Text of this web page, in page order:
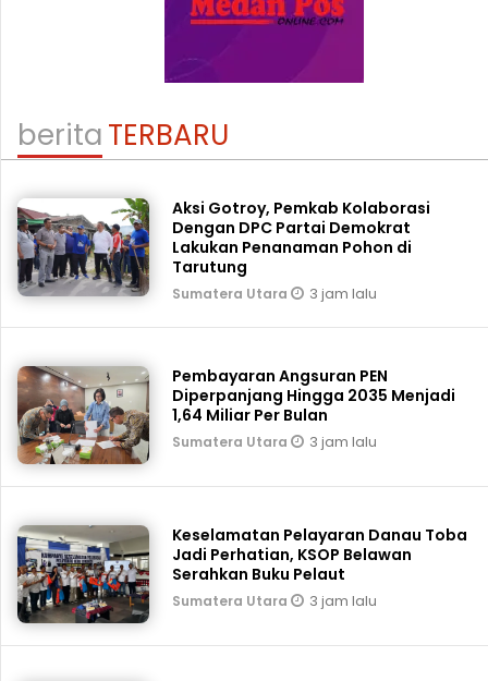
beritaTERBARU
Aksi Gotroy, Pemkab ‎Kolaborasi
Dengan DPC Partai Demokrat
Lakukan Penanaman Pohon di
Tarutung
Sumatera Utara 3 jam lalu
Pembayaran Angsuran PEN
Diperpanjang Hingga 2035 Menjadi
1,64 Miliar Per Bulan
Sumatera Utara 3 jam lalu
Keselamatan Pelayaran Danau Toba
Jadi Perhatian, KSOP Belawan
Serahkan Buku Pelaut
Sumatera Utara 3 jam lalu